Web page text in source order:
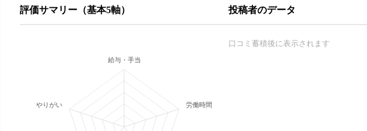
評価サマリー（基本5軸）
給与・手当
労働時間・休日
やりがい
投稿者のデータ
口コミ蓄積後に表示されます